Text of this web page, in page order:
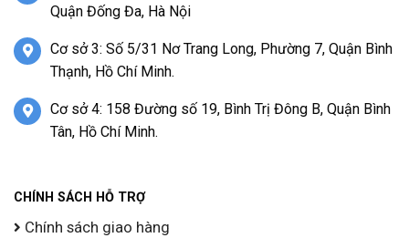
Quận Đống Đa, Hà Nội
Cơ sở 3: Số 5/31 Nơ Trang Long, Phường 7, Quận Bình
Thạnh, Hồ Chí Minh.
Cơ sở 4: 158 Đường số 19, Bình Trị Đông B, Quận Bình
Tân, Hồ Chí Minh.
CHÍNH SÁCH HỖ TRỢ
Chính sách giao hàng